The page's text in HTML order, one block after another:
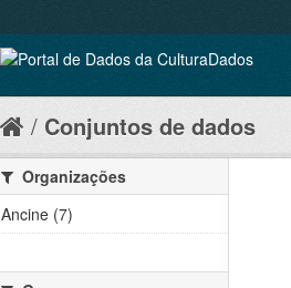
Conjuntos de dados
Organizações
Ancine (7)